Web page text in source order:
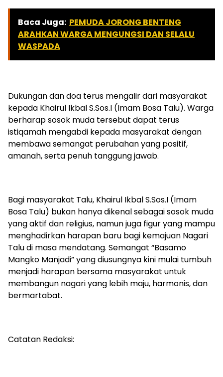
Baca Juga: PEMUDA JORONG BENTENG
ARAHKAN WARGA MENGUNGSI DAN SELALU
WASPADA
Dukungan dan doa terus mengalir dari masyarakat
kepada Khairul Ikbal S.Sos.I (Imam Bosa Talu). Warga
berharap sosok muda tersebut dapat terus
istiqamah mengabdi kepada masyarakat dengan
membawa semangat perubahan yang positif,
amanah, serta penuh tanggung jawab.
Bagi masyarakat Talu, Khairul Ikbal S.Sos.I (Imam
Bosa Talu) bukan hanya dikenal sebagai sosok muda
yang aktif dan religius, namun juga figur yang mampu
menghadirkan harapan baru bagi kemajuan Nagari
Talu di masa mendatang. Semangat “Basamo
Mangko Manjadi” yang diusungnya kini mulai tumbuh
menjadi harapan bersama masyarakat untuk
membangun nagari yang lebih maju, harmonis, dan
bermartabat.
Catatan Redaksi: